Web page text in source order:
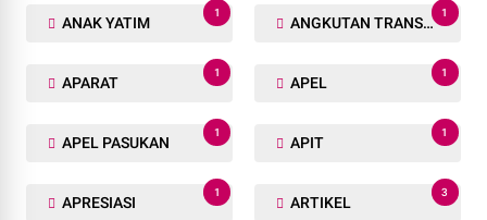
ANAK YATIM
1
ANGKUTAN TRANSPORTASI
1
APARAT
1
APEL
1
APEL PASUKAN
1
APIT
1
APRESIASI
1
ARTIKEL
3